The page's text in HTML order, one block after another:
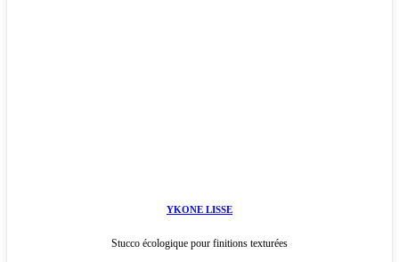
YKONE LISSE
Stucco écologique pour finitions texturées